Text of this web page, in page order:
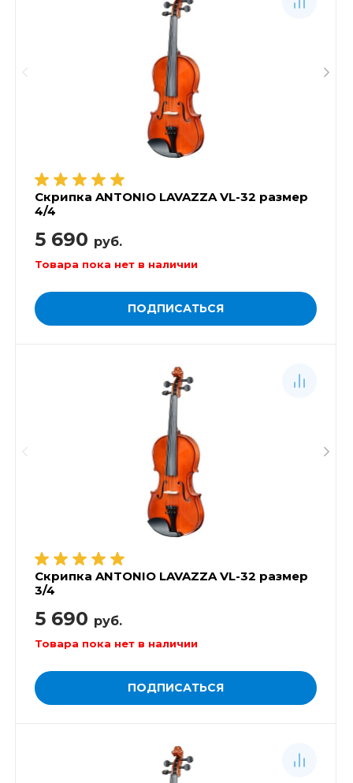
Скрипка ANTONIO LAVAZZA VL-32 размер
4/4
5 690 руб.
Товара пока нет в наличии
ПОДПИСАТЬСЯ
Скрипка ANTONIO LAVAZZA VL-32 размер
3/4
5 690 руб.
Товара пока нет в наличии
ПОДПИСАТЬСЯ